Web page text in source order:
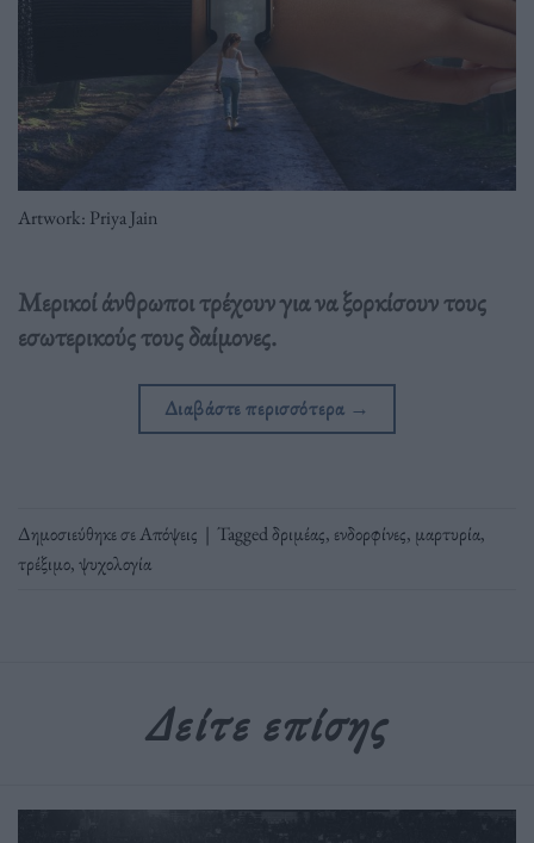
Artwork: Priya Jain
Μερικοί άνθρωποι τρέχουν για να ξορκίσουν τους
εσωτερικούς τους δαίμονες.
Διαβάστε περισσότερα →
Δημοσιεύθηκε σεΑπόψεις | Taggedδριμέας, ενδορφίνες, μαρτυρία,
τρέξιμο,ψυχολογία
Δείτε επίσης